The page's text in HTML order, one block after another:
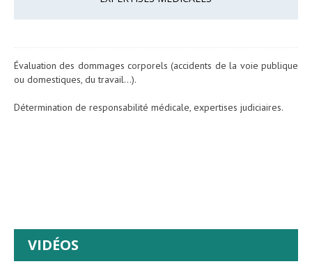
Évaluation des dommages corporels (accidents de la voie publique
ou domestiques, du travail…).
Détermination de responsabilité médicale, expertises judiciaires.
VIDÉOS